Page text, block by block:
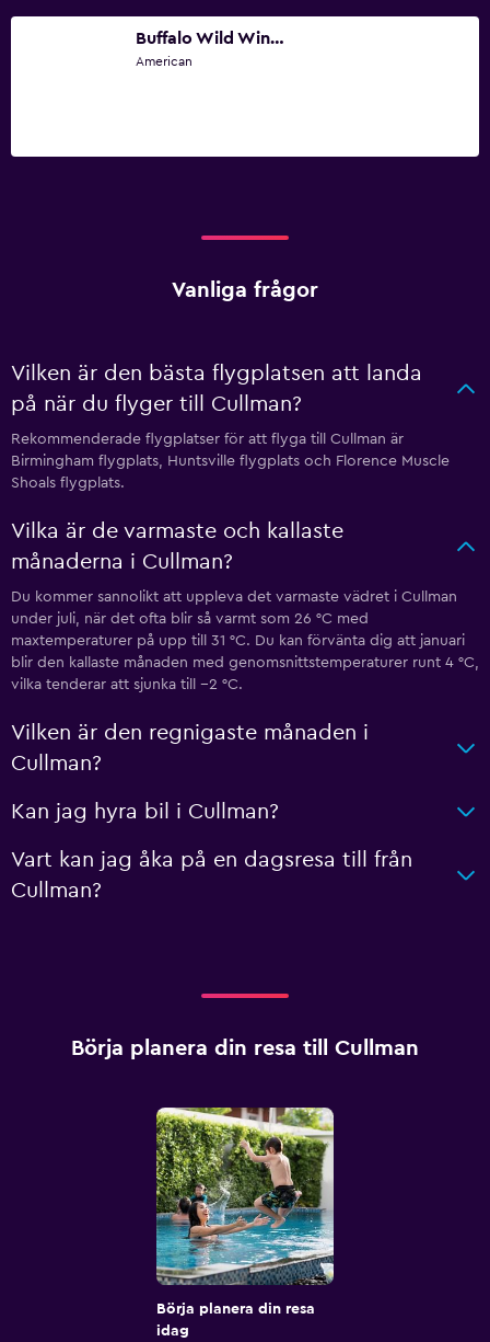
Buffalo Wild Wings - Cullman
American
Vanliga frågor
Vilken är den bästa flygplatsen att landa
på när du flyger till Cullman?
Rekommenderade flygplatser för att flyga till Cullman är
Birmingham flygplats, Huntsville flygplats och Florence Muscle
Shoals flygplats.
Vilka är de varmaste och kallaste
månaderna i Cullman?
Du kommer sannolikt att uppleva det varmaste vädret i Cullman
under juli, när det ofta blir så varmt som 26 °C med
maxtemperaturer på upp till 31 °C. Du kan förvänta dig att januari
blir den kallaste månaden med genomsnittstemperaturer runt 4 °C,
vilka tenderar att sjunka till −2 °C.
Vilken är den regnigaste månaden i
Cullman?
Kan jag hyra bil i Cullman?
Vart kan jag åka på en dagsresa till från
Cullman?
Börja planera din resa till Cullman
Börja planera din resa
idag